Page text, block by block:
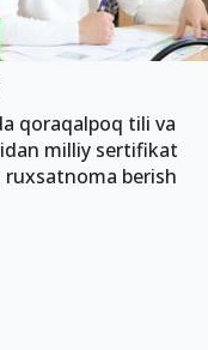
qoraqalpoq tili va
milliy sertifikat
berish